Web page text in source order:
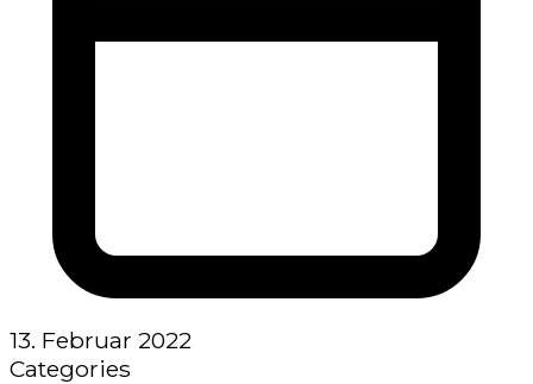
13. Februar 2022
Categories